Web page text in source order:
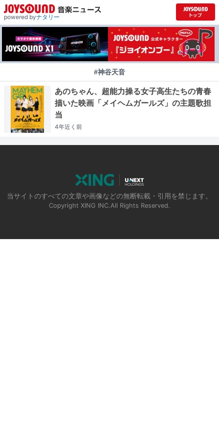
powered byナタリー
#神谷天音
あのちゃん、超能力操る女子高生たちの青春
描いた映画「メイヘムガールズ」の主題歌担
当
4年近く 前
当サイトのすべての文章や画像などの無断転載・引用を禁じます。
Copyright XING INC.All Rights Reserved.